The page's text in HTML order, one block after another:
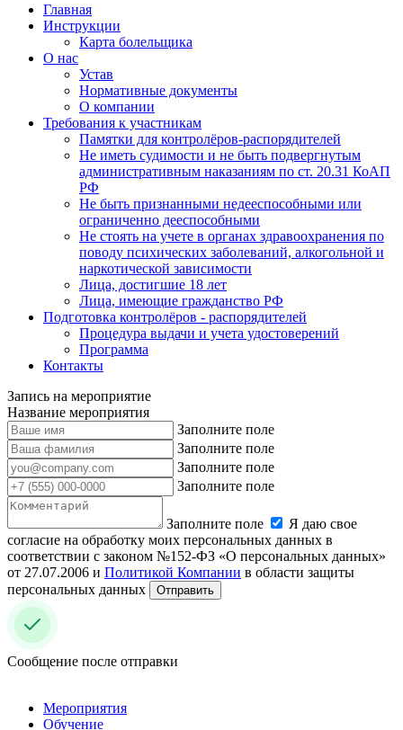
Главная
Инструкции
Карта болельщика
О нас
Устав
Нормативные документы
О компании
Требования к участникам
Памятки для контролёров-распорядителей
Не иметь судимости и не быть подвергнутым
административным наказаниям по ст. 20.31 КоАП
РФ
Не быть признанными недееспособными или
ограниченно дееспособными
Не стоять на учете в органах здравоохранения по
поводу психических заболеваний, алкогольной и
наркотической зависимости
Лица, достигшие 18 лет
Лица, имеющие гражданство РФ
Подготовка контролёров - распорядителей
Процедура выдачи и учета удостоверений
Программа
Контакты
Запись на мероприятие
Название мероприятия
Заполните поле
Заполните поле
Заполните поле
Заполните поле
Заполните поле
Я даю свое
согласие на обработку моих персональных данных в
соответствии с законом №152-ФЗ «О персональных данных»
от 27.07.2006 и Политикой Компании в области защиты
персональных данных
Отправить
Сообщение после отправки
Мероприятия
Обучение